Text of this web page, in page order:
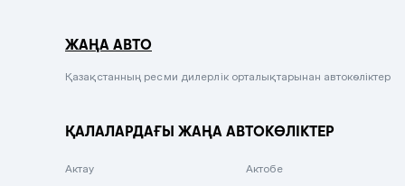
Сиреневый металлик
Вишневый
ЖАҢА АВТО
Қазақстанның ресми дилерлік орталықтарынан автокөліктер
ҚАЛАЛАРДАҒЫ ЖАҢА АВТОКӨЛІКТЕР
Актау Актобе